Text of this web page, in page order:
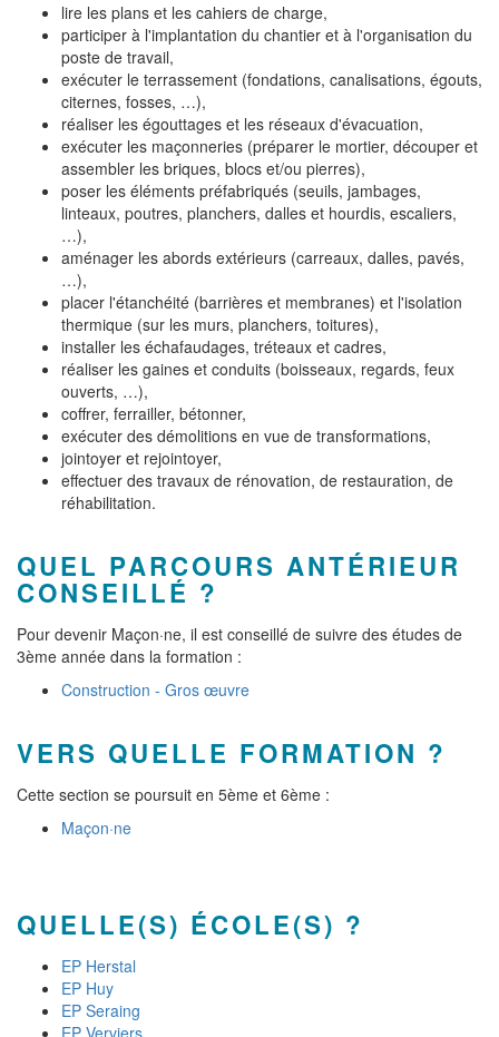
lire les plans et les cahiers de charge,
participer à l'implantation du chantier et à l'organisation du
poste de travail,
exécuter le terrassement (fondations, canalisations, égouts,
citernes, fosses, …),
réaliser les égouttages et les réseaux d'évacuation,
exécuter les maçonneries (préparer le mortier, découper et
assembler les briques, blocs et/ou pierres),
poser les éléments préfabriqués (seuils, jambages,
linteaux, poutres, planchers, dalles et hourdis, escaliers,
…),
aménager les abords extérieurs (carreaux, dalles, pavés,
…),
placer l'étanchéité (barrières et membranes) et l'isolation
thermique (sur les murs, planchers, toitures),
installer les échafaudages, tréteaux et cadres,
réaliser les gaines et conduits (boisseaux, regards, feux
ouverts, …),
coffrer, ferrailler, bétonner,
exécuter des démolitions en vue de transformations,
jointoyer et rejointoyer,
effectuer des travaux de rénovation, de restauration, de
réhabilitation.
QUEL PARCOURS ANTÉRIEUR
CONSEILLÉ ?
Pour devenir Maçon·ne, il est conseillé de suivre des études de
3ème année dans la formation :
Construction - Gros œuvre
VERS QUELLE FORMATION ?
Cette section se poursuit en 5ème et 6ème :
Maçon·ne
QUELLE(S) ÉCOLE(S) ?
EP Herstal
EP Huy
EP Seraing
EP Verviers